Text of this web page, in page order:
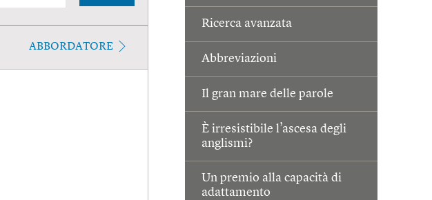
Ricerca avanzata
Abbreviazioni
Il gran mare delle parole
È irresistibile l’ascesa degli
anglismi?
Un premio alla capacità di
adattamento
ABBORDATORE